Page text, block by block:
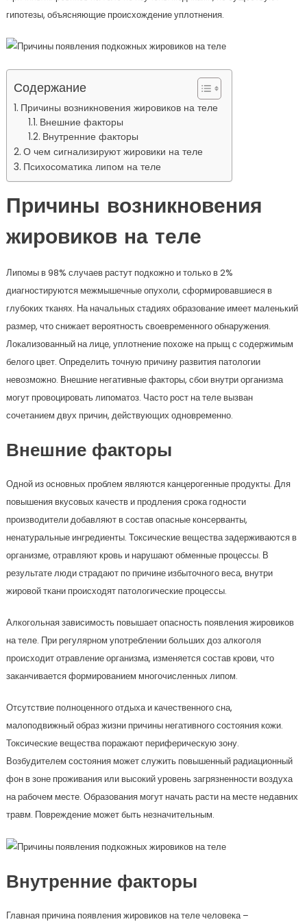
гипотезы, объясняющие происхождение уплотнения.
Содержание
Причины возникновения жировиков на теле
Внешние факторы
Внутренние факторы
О чем сигнализируют жировики на теле
Психосоматика липом на теле
Причины возникновения
жировиков на теле
Липомы в 98% случаев растут подкожно и только в 2%
диагностируются межмышечные опухоли, сформировавшиеся в
глубоких тканях. На начальных стадиях образование имеет маленький
размер, что снижает вероятность своевременного обнаружения.
Локализованный на лице, уплотнение похоже на прыщ с содержимым
белого цвет. Определить точную причину развития патологии
невозможно. Внешние негативные факторы, сбои внутри организма
могут провоцировать липоматоз. Часто рост на теле вызван
сочетанием двух причин, действующих одновременно.
Внешние факторы
Одной из основных проблем являются канцерогенные продукты. Для
повышения вкусовых качеств и продления срока годности
производители добавляют в состав опасные консерванты,
ненатуральные ингредиенты. Токсические вещества задерживаются в
организме, отравляют кровь и нарушают обменные процессы. В
результате люди страдают по причине избыточного веса, внутри
жировой ткани происходят патологические процессы.
Алкогольная зависимость повышает опасность появления жировиков
на теле. При регулярном употреблении больших доз алкоголя
происходит отравление организма, изменяется состав крови, что
заканчивается формированием многочисленных липом.
Отсутствие полноценного отдыха и качественного сна,
малоподвижный образ жизни причины негативного состояния кожи.
Токсические вещества поражают периферическую зону.
Возбудителем состояния может служить повышенный радиационный
фон в зоне проживания или высокий уровень загрязненности воздуха
на рабочем месте. Образования могут начать расти на месте недавних
травм. Повреждение может быть незначительным.
Внутренние факторы
Главная причина появления жировиков на теле человека –